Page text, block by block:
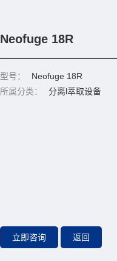
Neofuge 18R
型号：
Neofuge 18R
所属分类：
分离l萃取设备